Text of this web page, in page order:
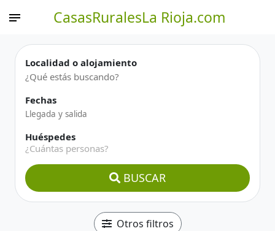
CasasRuralesLa Rioja.com
Localidad o alojamiento
Fechas
Huéspedes
¿Cuántas personas?
BUSCAR
Otros filtros